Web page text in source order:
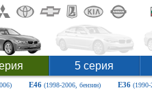
5 серия
E46 (1998-2006, бензин) E36 (1990-